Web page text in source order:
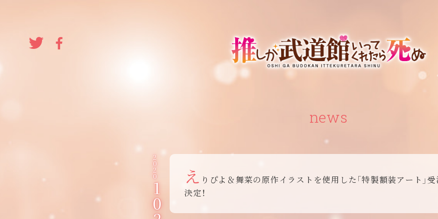
news
2
0
2
01
0
え りぴよ＆舞菜の原作イラストを使用した「特製額装アート」
決定！